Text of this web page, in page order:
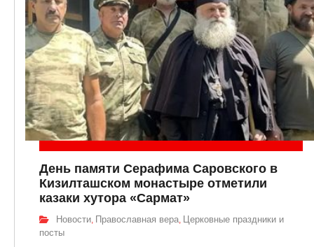
День памяти Серафима Саровского в
Кизилташском монастыре отметили
казаки хутора «Сармат»
Новости, Православная вера, Церковные праздники и
посты